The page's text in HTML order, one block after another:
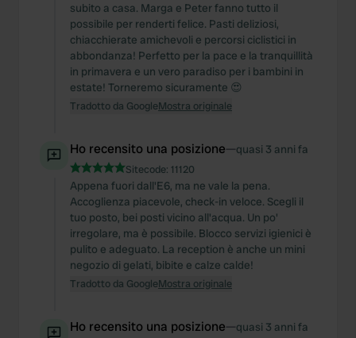
subito a casa. Marga e Peter fanno tutto il
possibile per renderti felice. Pasti deliziosi,
chiacchierate amichevoli e percorsi ciclistici in
abbondanza! Perfetto per la pace e la tranquillità
in primavera e un vero paradiso per i bambini in
estate! Torneremo sicuramente 😍
Tradotto da GoogleMostra originale
Ho recensito una posizione—quasi 3 anni fa
Sitecode: 11120
Appena fuori dall'E6, ma ne vale la pena.
Accoglienza piacevole, check-in veloce. Scegli il
tuo posto, bei posti vicino all'acqua. Un po'
irregolare, ma è possibile. Blocco servizi igienici è
pulito e adeguato. La reception è anche un mini
negozio di gelati, bibite e calze calde!
Tradotto da GoogleMostra originale
Ho recensito una posizione—quasi 3 anni fa